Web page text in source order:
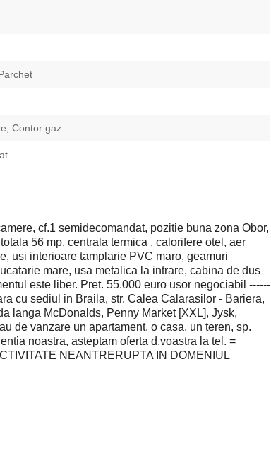
Contor gaz
cf.1 semidecomandat, pozitie buna zona Obor,
56 mp, centrala termica , calorifere otel, aer
usi interioare tamplarie PVC maro, geamuri
mare, usa metalica la intrare, cabina de dus
este liber. Pret. 55.000 euro usor negociabil ------
cu sediul in Braila, str. Calea Calarasilor - Bariera,
langa McDonalds, Penny Market [XXL], Jysk,
de vanzare un apartament, o casa, un teren, sp.
noastra, asteptam oferta d.voastra la tel. =
NEANTRERUPTA IN DOMENIUL